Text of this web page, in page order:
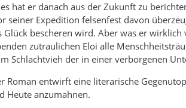
hat er danach aus der Zukunft zu
seiner Expedition felsenfest davon
Glück bescheren wird. Aber was er
zutraulichen Eloi alle
Schlachtvieh der in einer verborgenen
Roman entwirft eine literarische
Heute anzumahnen.